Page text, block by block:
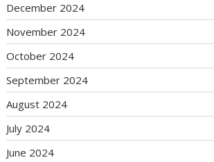
December 2024
November 2024
October 2024
September 2024
August 2024
July 2024
June 2024